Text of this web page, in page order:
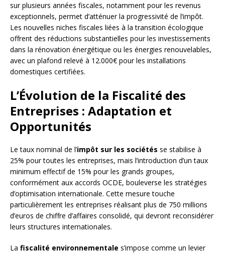
sur plusieurs années fiscales, notamment pour les revenus
exceptionnels, permet d’atténuer la progressivité de l’impôt.
Les nouvelles niches fiscales liées à la transition écologique
offrent des réductions substantielles pour les investissements
dans la rénovation énergétique ou les énergies renouvelables,
avec un plafond relevé à 12.000€ pour les installations
domestiques certifiées.
L’Évolution de la Fiscalité des
Entreprises : Adaptation et
Opportunités
Le taux nominal de l’impôt sur les sociétés se stabilise à
25% pour toutes les entreprises, mais l’introduction d’un taux
minimum effectif de 15% pour les grands groupes,
conformément aux accords OCDE, bouleverse les stratégies
d’optimisation internationale. Cette mesure touche
particulièrement les entreprises réalisant plus de 750 millions
d’euros de chiffre d’affaires consolidé, qui devront reconsidérer
leurs structures internationales.
La fiscalité environnementale s’impose comme un levier